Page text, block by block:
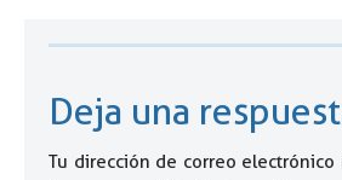
Deja una
Tu dirección de correo electrónico